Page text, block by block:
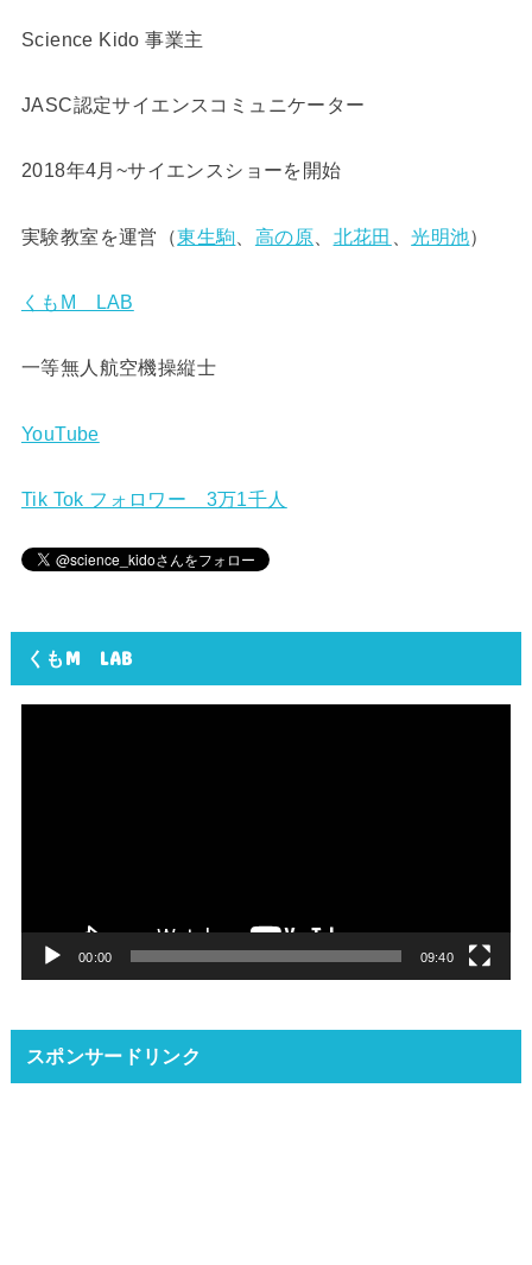
Science Kido 事業主
JASC認定サイエンスコミュニケーター
2018年4月~サイエンスショーを開始
実験教室を運営（東生駒 高の原 北花田 、光明池）
くもM LAB
一等無人航空機操縦士
YouTube
Tik Tok フォロワー 3万1千人
くもM LAB
00:00 09:40
スポンサードリンク